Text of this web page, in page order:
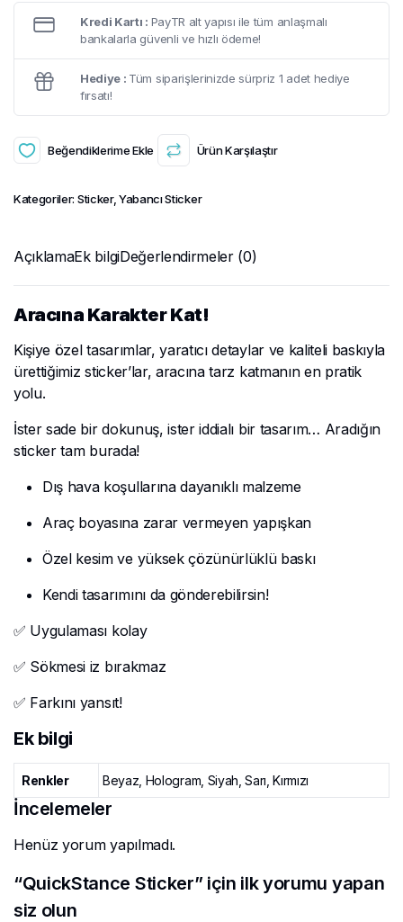
Kredi Kartı : PayTR alt yapısı ile tüm anlaşmalı
bankalarla güvenli ve hızlı ödeme!
Hediye : Tüm siparişlerinizde sürpriz 1 adet hediye
fırsatı!
Beğendiklerime Ekle Ürün Karşılaştır
Kategoriler: Sticker, Yabancı Sticker
AçıklamaEk bilgiDeğerlendirmeler (0)
Aracına Karakter Kat!
Kişiye özel tasarımlar, yaratıcı detaylar ve kaliteli baskıyla
ürettiğimiz sticker’lar, aracına tarz katmanın en pratik
yolu.
İster sade bir dokunuş, ister iddialı bir tasarım… Aradığın
sticker tam burada!
Dış hava koşullarına dayanıklı malzeme
Araç boyasına zarar vermeyen yapışkan
Özel kesim ve yüksek çözünürlüklü baskı
Kendi tasarımını da gönderebilirsin!
✅ Uygulaması kolay
✅ Sökmesi iz bırakmaz
✅ Farkını yansıt!
Ek bilgi
Renkler Beyaz, Hologram, Siyah, Sarı, Kırmızı
İncelemeler
Henüz yorum yapılmadı.
“QuickStance Sticker” için ilk yorumu yapan
siz olun